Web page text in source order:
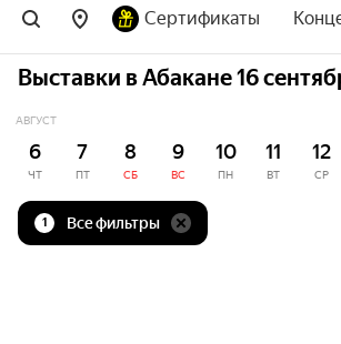
Сертификаты
Выставки в Абакане 16
АВГУСТ
6
ЧТ
7
ПТ
8
СБ
9
ВС
10
ПН
11
ВТ
12
СР
1 Все фильтры